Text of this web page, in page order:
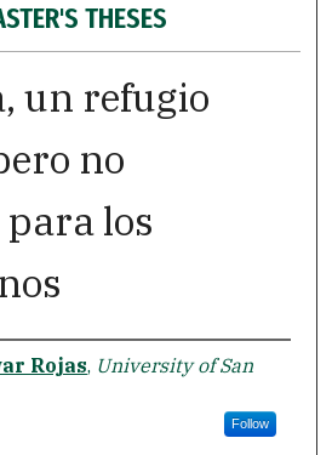
THESES
un refugio
no
los
Rojas, University of San
Follow